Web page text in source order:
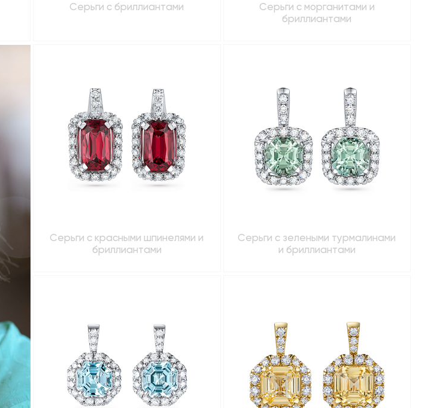
Серьги с бриллиантами
Серьги с морганитами и
бриллиантами
Серьги с красными шпинелями и
бриллиантами
Серьги с зелеными турмалинами
и бриллиантами